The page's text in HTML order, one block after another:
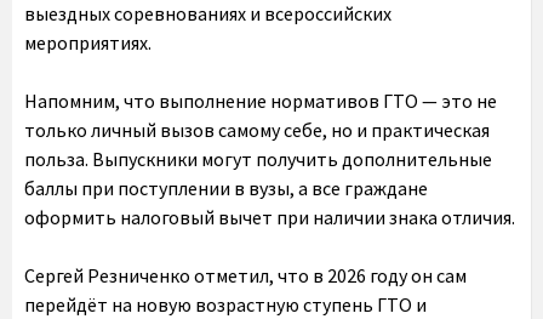
выездных соревнованиях и всероссийских
мероприятиях.
Напомним, что выполнение нормативов ГТО — это не
только личный вызов самому себе, но и практическая
польза. Выпускники могут получить дополнительные
баллы при поступлении в вузы, а все граждане
оформить налоговый вычет при наличии знака отличия.
Сергей Резниченко отметил, что в 2026 году он сам
перейдёт на новую возрастную ступень ГТО и